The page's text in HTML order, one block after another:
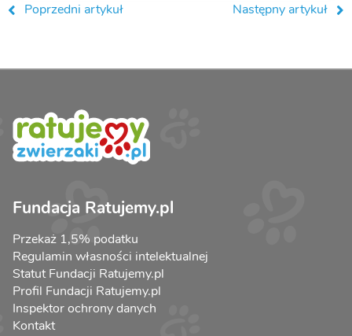
Poprzedni artykuł Następny artykuł
Fundacja Ratujemy.pl
Przekaż 1,5% podatku
Regulamin własności intelektualnej
Statut Fundacji Ratujemy.pl
Profil Fundacji Ratujemy.pl
Inspektor ochrony danych
Kontakt